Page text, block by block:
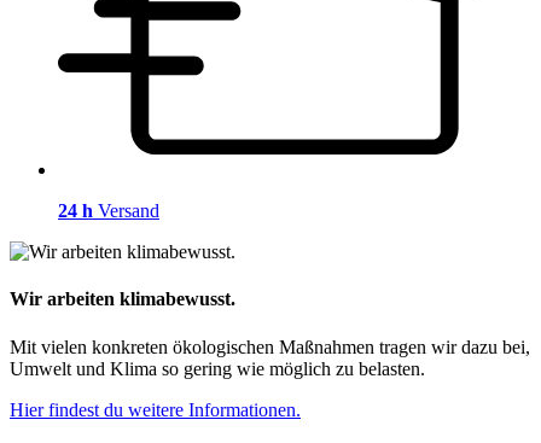
24 h Versand
Wir arbeiten klimabewusst.
Mit vielen konkreten ökologischen Maßnahmen tragen wir dazu bei,
Umwelt und Klima so gering wie möglich zu belasten.
Hier findest du weitere Informationen.